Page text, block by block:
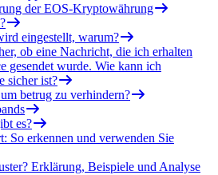
der EOS-Kryptowährung
eingestellt, warum?
ob eine Nachricht, die ich erhalten
gesendet wurde. Wie kann ich
sicher ist?
betrug zu verhindern?
es?
So erkennen und verwenden Sie
Erklärung, Beispiele und Analyse